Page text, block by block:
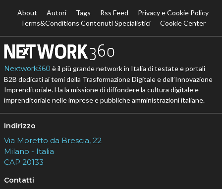
About Autori Tags Rss Feed
Privacy e Cookie Policy
Terms&Conditions Contenuti Specialistici
Cookie Center
Nextwork360 è il più grande network in Italia di testate e portali
B2B dedicati ai temi della Trasformazione Digitale e dell’Innovazione
Imprenditoriale. Ha la missione di diffondere la cultura digitale e
imprenditoriale nelle imprese e pubbliche amministrazioni italiane.
Indirizzo
Via Moretto da Brescia, 22
Milano - Italia
CAP 20133
Contatti